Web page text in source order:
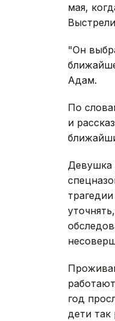
мая,
"Он
Адам.
По
и
Девушка
год
дети так